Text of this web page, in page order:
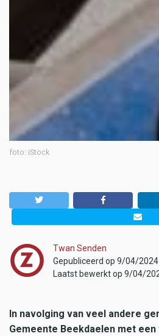
foto: iStock
Twan Senden
Gepubliceerd op 9/04/
Laatst bewerkt op 9/04/
In navolging van veel andere
Gemeente Beekdaelen met